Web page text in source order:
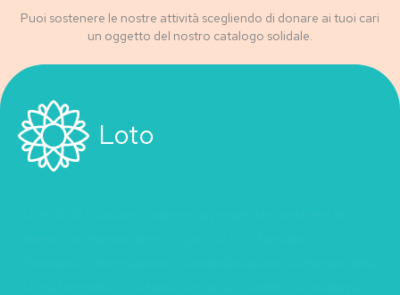
Puoi sostenere le nostre attività scegliendo di donare ai tuoi cari
un oggetto del nostro catalogo solidale.
Loto